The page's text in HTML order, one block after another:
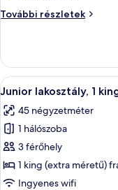
egyszemélyes
További részletek
Szoba,
további
részletei
A
következő
szoba
összes
képének
megtekintése:
Junior
7
Junior lakosztály, 1
45 négyzetméter
1 hálószoba
3 férőhely
1 king (extra méretű)
Ingyenes wifi